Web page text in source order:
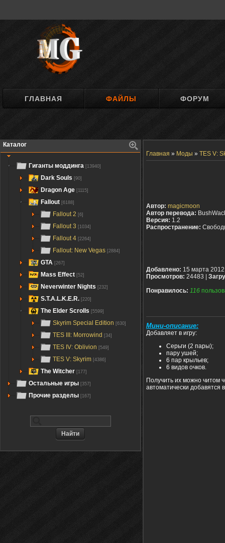
ГЛАВНАЯ ФАЙЛЫ ФОРУМ
Каталог
Гиганты моддинга [13940]
Dark Souls [90]
Dragon Age [1115]
Fallout [6188]
Fallout 2 [6]
Fallout 3 [1034]
Fallout 4 [2264]
Fallout: New Vegas [2884]
GTA [267]
Mass Effect [52]
Neverwinter Nights [232]
S.T.A.L.K.E.R. [220]
The Elder Scrolls [5599]
Skyrim Special Edition [630]
TES III: Morrowind [34]
TES IV: Oblivion [549]
TES V: Skyrim [4386]
The Witcher [177]
Остальные игры [357]
Прочие разделы [167]
Главная » Моды » TES V:
Автор: magicmoon
Автор перевода:
Версия: 1.2
Распространение:
Добавлено: 15 марта 2012
Просмотров: 24483 |
Понравилось: 116
Мини-описание:
Добавляет в игру:
Серьги (2 пары);
пару ушей;
6 пар крыльев;
6 видов очков.
Получить их можно читом
автоматически добавятся